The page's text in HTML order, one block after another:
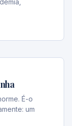
É-o
um